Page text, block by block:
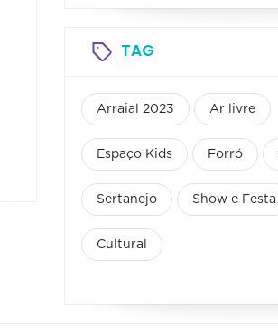
TAG
Arraial 2023 Ar livre
Espaço Kids Forró
Sertanejo Show e Festa
Cultural